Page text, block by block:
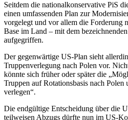
Seitdem die nationalkonservative PiS
einen umfassenden Plan zur
vorgelegt und vor allem die Forderung
Base im Land – mit dem
aufgegriffen.
Der gegenwärtige US-Plan sieht
Truppenverlegung nach Polen vor.
könnte sich früher oder später die
Truppen auf Rotationsbasis nach
verlegen“.
Die endgültige Entscheidung über die
teilweisen Abzugs dürfte nun im US-